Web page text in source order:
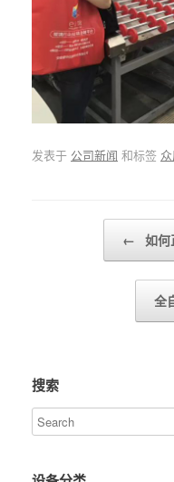
发表于 公司新闻 和标签
← 如何
全
搜索